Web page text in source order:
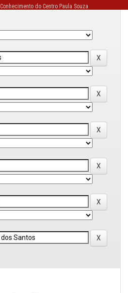
do Centro Paula Souza